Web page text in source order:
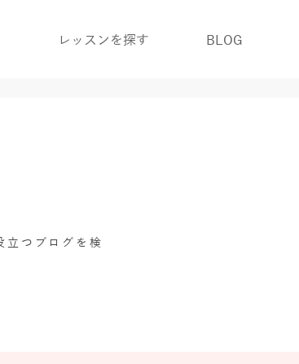
レッスンを探す BLOG
立つブログを検